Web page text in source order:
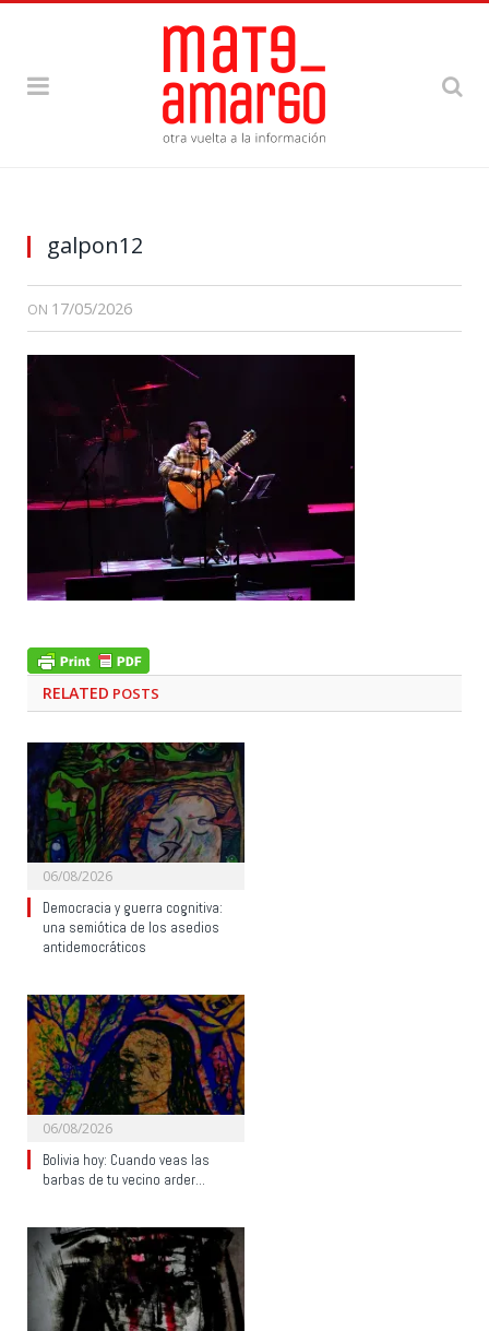
galpon12
ON 17/05/2026
RELATED POSTS
06/08/2026
Democracia y guerra cognitiva:
una semiótica de los asedios
antidemocráticos
06/08/2026
Bolivia hoy: Cuando veas las
barbas de tu vecino arder…